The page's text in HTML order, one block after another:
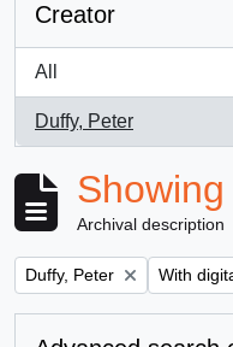
Creator
All
Duffy, Peter
, 1 results
Archival description
Remove filter:
Duffy, Peter Remove
With